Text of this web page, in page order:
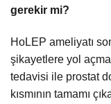
gerekir mi?
HoLEP ameliyatı
şikayetlere yol
tedavisi ile prostat
kısmının tamamı